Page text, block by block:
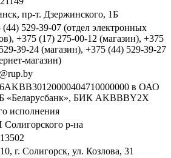
пр-т. Дзержинского, 1Б
(44) 529-39-07 (отдел электронных
+375 (17) 275-00-12 (магазин), +375
39-24 (магазин), +375 (44) 529-39-27
магазин)
в ОАО
«Беларусбанк», БИК AKBBBY2X
исполнения
р-на
г. Солигорск, ул. Козлова, 31